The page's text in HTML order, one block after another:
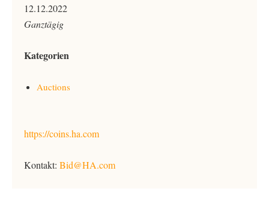
12.12.2022
Ganztägig
Kategorien
Auctions
https://coins.ha.com
Kontakt: Bid@HA.com